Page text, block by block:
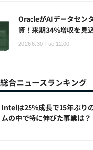
OracleがAIデータセン
資！来期34%増収を見
2026.6.30 Tue 12:00
総合ニュースランキング
Intelは25%成長で15年ぶり
ムの中で特に伸びた事業は？